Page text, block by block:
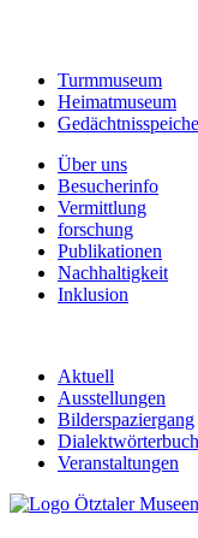
Turmmuseum
Heimatmuseum
Über uns
Besucherinfo
Vermittlung
forschung
Publikationen
Nachhaltigkeit
Inklusion
Aktuell
Ausstellungen
Bilderspaziergang
Dialektwörterbuch
Veranstaltungen